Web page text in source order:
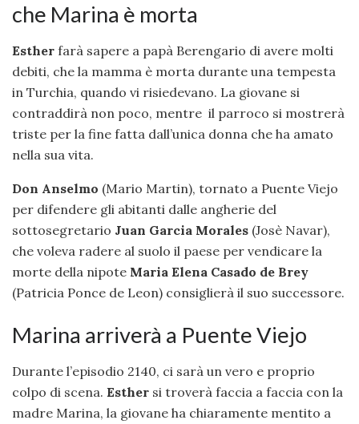
che Marina è morta
Esther farà sapere a papà Berengario di avere molti
debiti, che la mamma è morta durante una tempesta
in Turchia, quando vi risiedevano. La giovane si
contraddirà non poco, mentre il parroco si mostrerà
triste per la fine fatta dall’unica donna che ha amato
nella sua vita.
Don Anselmo (Mario Martin), tornato a Puente Viejo
per difendere gli abitanti dalle angherie del
sottosegretario Juan Garcia Morales (Josè Navar),
che voleva radere al suolo il paese per vendicare la
morte della nipote Maria Elena Casado de Brey
(Patricia Ponce de Leon) consiglierà il suo successore.
Marina arriverà a Puente Viejo
Durante l’episodio 2140, ci sarà un vero e proprio
colpo di scena. Esther si troverà faccia a faccia con la
madre Marina, la giovane ha chiaramente mentito a